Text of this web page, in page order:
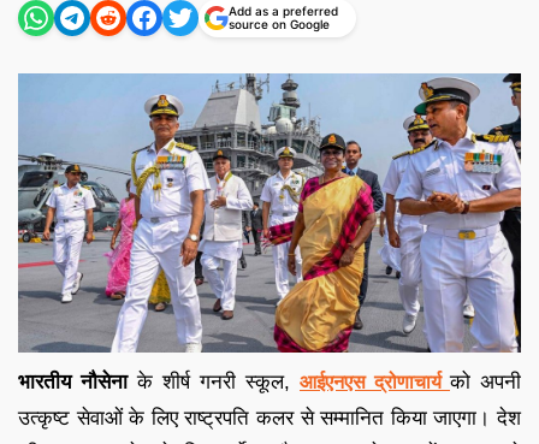
Add as a preferred
source on Google
भारतीय नौसेनाके शीर्ष गनरी स्कूल, आईएनएस द्रोणाचार्य को अपनी
उत्कृष्ट सेवाओं के लिए राष्ट्रपति कलर से सम्मानित किया जाएगा। देश